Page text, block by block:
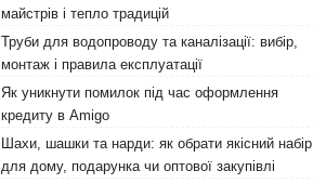
майстрів і тепло традицій
Труби для водопроводу та каналізації: вибір,
монтаж і правила експлуатації
Як уникнути помилок під час оформлення
кредиту в Amigo
Шахи, шашки та нарди: як обрати якісний набір
для дому, подарунка чи оптової закупівлі